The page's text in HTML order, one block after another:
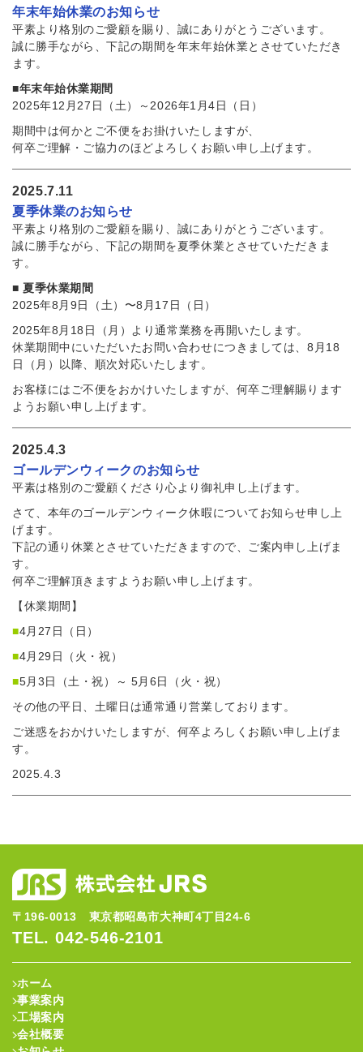
年末年始休業のお知らせ
平素より格別のご愛顧を賜り、誠にありがとうございます。
誠に勝手ながら、下記の期間を年末年始休業とさせていただき
ます。
■年末年始休業期間
2025年12月27日（土）～2026年1月4日（日）
期間中は何かとご不便をお掛けいたしますが、
何卒ご理解・ご協力のほどよろしくお願い申し上げます。
2025.7.11
夏季休業のお知らせ
平素より格別のご愛顧を賜り、誠にありがとうございます。
誠に勝手ながら、下記の期間を夏季休業とさせていただきま
す。
■夏季休業期間
2025年8月9日（土）〜8月17日（日）
2025年8月18日（月）より通常業務を再開いたします。
休業期間中にいただいたお問い合わせにつきましては、8月18
日（月）以降、順次対応いたします。
お客様にはご不便をおかけいたしますが、何卒ご理解賜ります
ようお願い申し上げます。
2025.4.3
ゴールデンウィークのお知らせ
平素は格別のご愛顧くださり心より御礼申し上げます。
さて、本年のゴールデンウィーク休暇についてお知らせ申し上
げます。
下記の通り休業とさせていただきますので、ご案内申し上げま
す。
何卒ご理解頂きますようお願い申し上げます。
【休業期間】
■4月27日（日）
■4月29日（火・祝）
■5月3日（土・祝）～ 5月6日（火・祝）
その他の平日、土曜日は通常通り営業しております。
ご迷惑をおかけいたしますが、何卒よろしくお願い申し上げま
す。
2025.4.3
〒196-0013 東京都昭島市大神町4丁目24-6
TEL. 042-546-2101
ホーム
事業案内
工場案内
会社概要